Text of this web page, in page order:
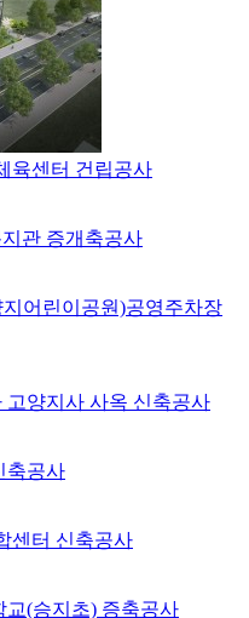
육센터 건립공사
관 증개축공사
어린이공원)공영주차장
고양지사 사옥 신축공사
축공사
센터 신축공사
교(승지초) 증축공사